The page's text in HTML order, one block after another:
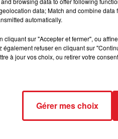
de terrain, et monte au
généralement bien
- 414 KARTER LEWIS - 504
8h00 - 10h00
RDL WEEK-
data; Match and combine
automatically.
cliquant sur "Accepter et fermer", ou
également refuser en cliquant sur
à jour vos choix, ou retirer votre
Gérer mes choix